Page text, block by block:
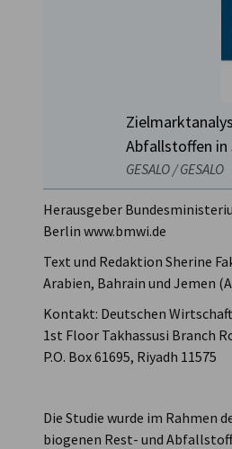
Abfallstoffen in
GESALO / GESALO
Herausgeber
Berlin www.bmwi.de
Text und Redaktion Sherine
Arabien, Bahrain und Jemen
Kontakt: Deutschen
1st Floor Takhassusi Branch
P.O. Box 61695, Riyadh 11575
Die Studie wurde im Rahmen
biogenen Rest- und